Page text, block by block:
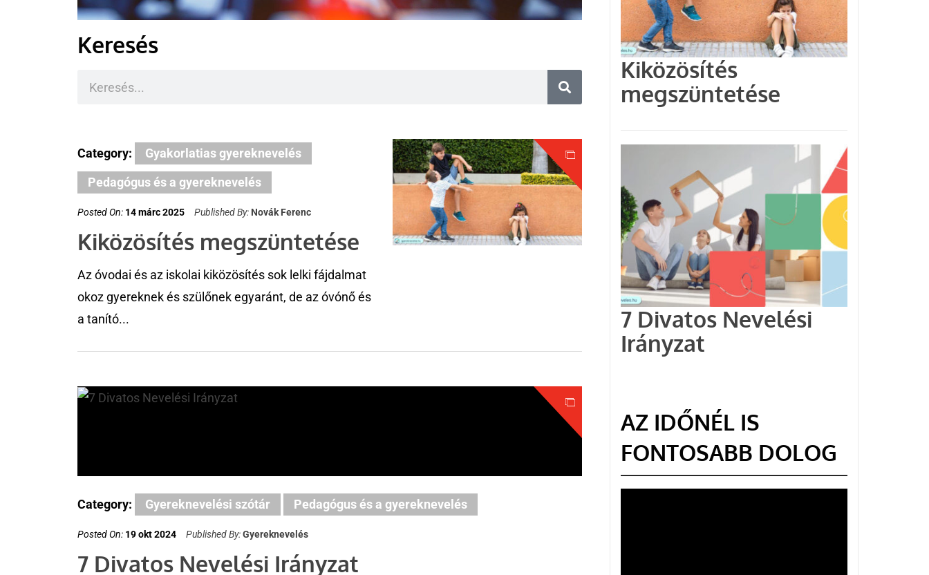
mindig veszítünk, és mindkét fél veszít.
Keresés
Category:
Gyakorlatias gyereknevelés
Pedagógus és a gyereknevelés
Posted On: 14 márc 2025 Published By: Novák Ferenc
Kiközösítés megszüntetése
Az óvodai és az iskolai kiközösítés sok lelki fájdalmat
okoz gyereknek és szülőnek egyaránt, de az óvónő és
a tanító...
Category: Gyereknevelési szótár Pedagógus és a gyereknevelés
Posted On: 19 okt 2024 Published By:Gyereknevelés
7 Divatos Nevelési Irányzat
Kiközösítés
megszüntetése
7 Divatos Nevelési
Irányzat
AZ IDŐNÉL IS
FONTOSABB DOLOG